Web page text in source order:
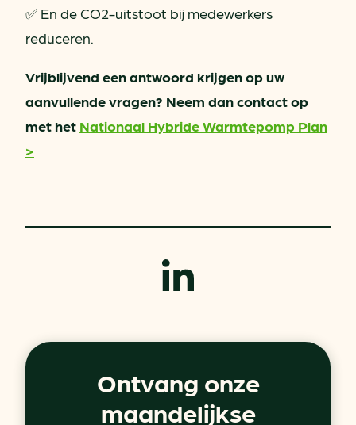
✅ En de CO2-uitstoot bij medewerkers
reduceren.
Vrijblijvend een antwoord krijgen op uw
aanvullende vragen? Neem dan contact op
met het Nationaal Hybride Warmtepomp Plan
>
Ontvang onze
maandelijkse